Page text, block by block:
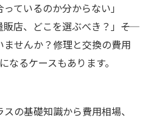
ているのか分からない」
店、どこを選ぶべき？」――そ
せんか？修理と交換の費用
なるケースもあります。
の基礎知識から費用相場、